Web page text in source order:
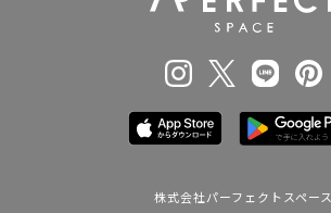
株式会社パーフェクトスペース